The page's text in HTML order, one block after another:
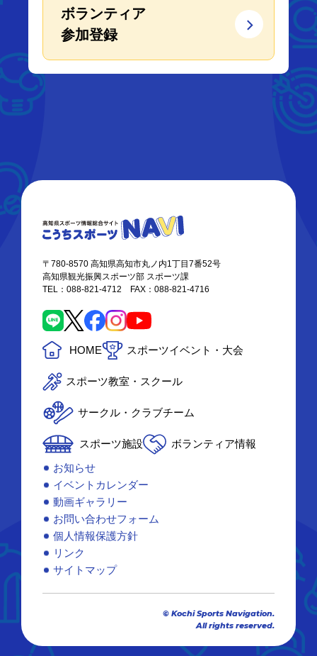
ボランティア
参加登録
〒780-8570 高知県高知市丸ノ内1丁目7番52号
高知県観光振興スポーツ部 スポーツ課
TEL：088-821-4712 FAX：088-821-4716
HOME スポーツイベント・大会
スポーツ教室・スクール
サークル・クラブチーム
スポーツ施設
ボランティア情報
お知らせ
イベントカレンダー
動画ギャラリー
お問い合わせフォーム
個人情報保護方針
リンク
サイトマップ
© Kochi Sports Navigation.
All rights reserved.